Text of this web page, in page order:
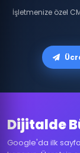
İşletmenize özel
Dijitalde
Google'da ilk